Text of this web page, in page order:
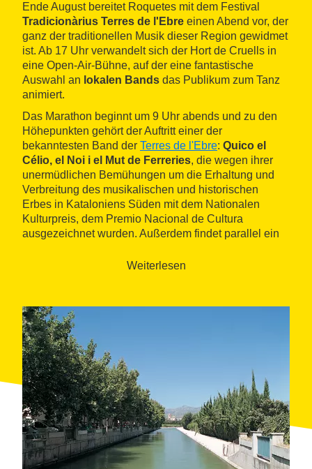
Ende August bereitet Roquetes mit dem Festival
Tradicionàrius Terres de l'Ebre einen Abend vor, der
ganz der traditionellen Musik dieser Region gewidmet
ist. Ab 17 Uhr verwandelt sich der Hort de Cruells in
eine Open-Air-Bühne, auf der eine fantastische
Auswahl an lokalen Bands das Publikum zum Tanz
animiert.
Das Marathon beginnt um 9 Uhr abends und zu den
Höhepunkten gehört der Auftritt einer der
bekanntesten Band der Terres de l'Ebre: Quico el
Célio, el Noi i el Mut de Ferreries, die wegen ihrer
unermüdlichen Bemühungen um die Erhaltung und
Verbreitung des musikalischen und historischen
Erbes in Kataloniens Süden mit dem Nationalen
Kulturpreis, dem Premio Nacional de Cultura
ausgezeichnet wurden. Außerdem findet parallel ein
Klöpplerinnen statt. Selbstverständlich gibt es auch
Weiterlesen